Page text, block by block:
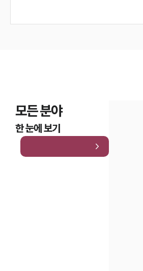
모든 분야
한 눈에 보기